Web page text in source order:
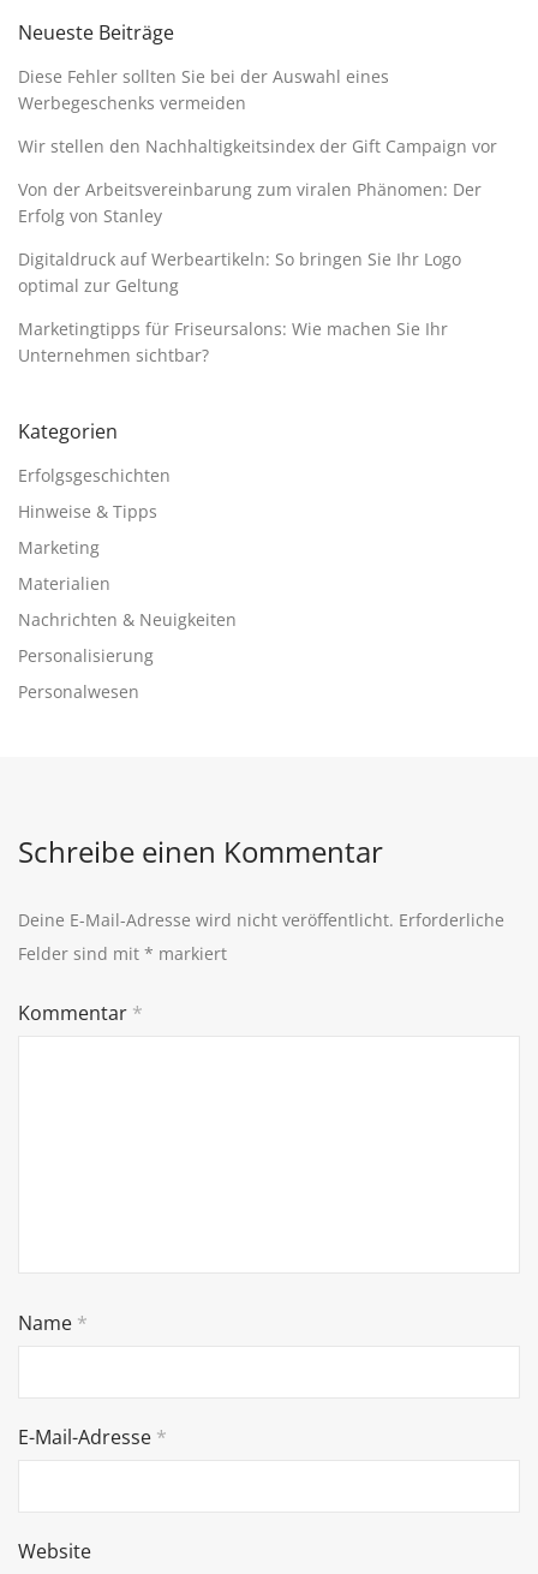
Neueste Beiträge
Diese Fehler sollten Sie bei der Auswahl eines
Werbegeschenks vermeiden
Wir stellen den Nachhaltigkeitsindex der Gift Campaign vor
Von der Arbeitsvereinbarung zum viralen Phänomen: Der
Erfolg von Stanley
Digitaldruck auf Werbeartikeln: So bringen Sie Ihr Logo
optimal zur Geltung
Marketingtipps für Friseursalons: Wie machen Sie Ihr
Unternehmen sichtbar?
Kategorien
Erfolgsgeschichten
Hinweise & Tipps
Marketing
Materialien
Nachrichten & Neuigkeiten
Personalisierung
Personalwesen
Schreibe einen Kommentar
Deine E-Mail-Adresse wird nicht veröffentlicht. Erforderliche
Felder sind mit * markiert
Kommentar *
Name *
E-Mail-Adresse *
Website